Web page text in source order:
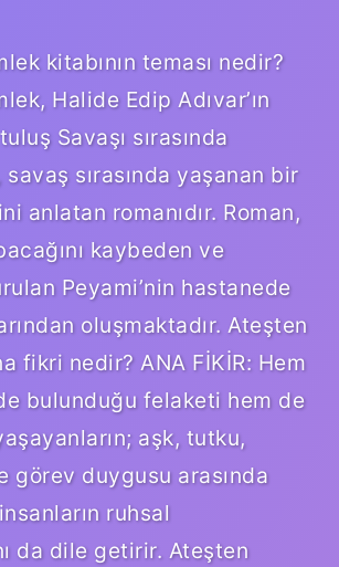
kitabının teması nedir?
Halide Edip Adıvar’ın
Savaşı sırasında
savaş sırasında yaşanan bir
anlatan romanıdır. Roman,
kaybeden ve
Peyami’nin hastanede
oluşmaktadır. Ateşten
fikri nedir? ANA FİKİR: Hem
bulunduğu felaketi hem de
aşk, tutku,
görev duygusu arasında
ruhsal
da dile getirir. Ateşten